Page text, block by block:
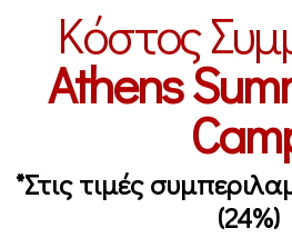
Κόστος
Athens
*Στις τιμές
(24%)